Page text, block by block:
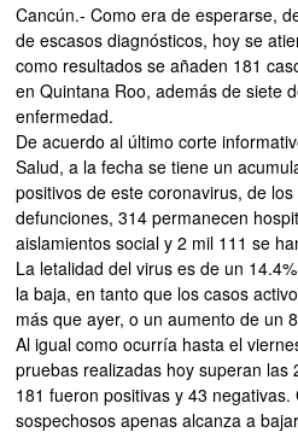
Cancún.- Como era de esperarse,
de escasos diagnósticos, hoy se
como resultados se añaden 181
en Quintana Roo, además de siete
enfermedad.
De acuerdo al último corte
Salud, a la fecha se tiene un
positivos de este coronavirus, de
defunciones, 314 permanecen
aislamientos social y 2 mil 111 se
La letalidad del virus es de un
la baja, en tanto que los casos
más que ayer, o un aumento de un
Al igual como ocurría hasta el
pruebas realizadas hoy superan las
181 fueron positivas y 43
sospechosos apenas alcanza a